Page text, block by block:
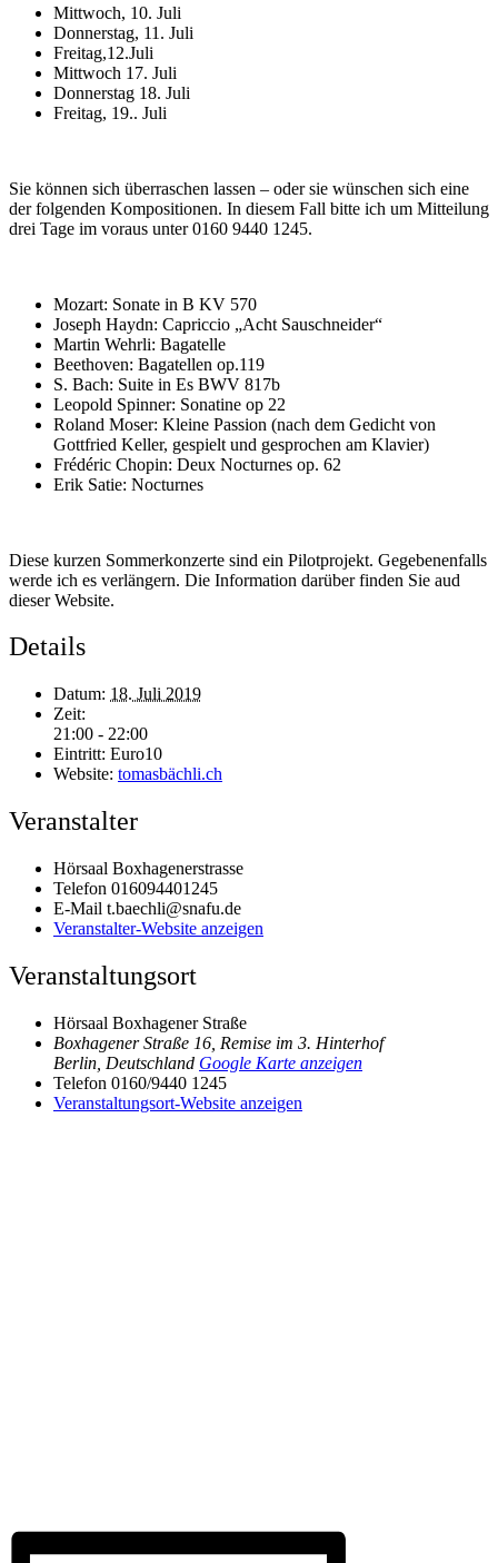
Mittwoch, 10. Juli
Donnerstag, 11. Juli
Freitag,12.Juli
Mittwoch 17. Juli
Donnerstag 18. Juli
Freitag, 19.. Juli
Sie können sich überraschen lassen – oder sie wünschen sich eine
der folgenden Kompositionen. In diesem Fall bitte ich um Mitteilung
drei Tage im voraus unter 0160 9440 1245.
Mozart: Sonate in B KV 570
Joseph Haydn: Capriccio „Acht Sauschneider“
Martin Wehrli: Bagatelle
Beethoven: Bagatellen op.119
S. Bach: Suite in Es BWV 817b
Leopold Spinner: Sonatine op 22
Roland Moser: Kleine Passion (nach dem Gedicht von
Gottfried Keller, gespielt und gesprochen am Klavier)
Frédéric Chopin: Deux Nocturnes op. 62
Erik Satie: Nocturnes
Diese kurzen Sommerkonzerte sind ein Pilotprojekt. Gegebenenfalls
werde ich es verlängern. Die Information darüber finden Sie aud
dieser Website.
Details
Datum: 18. Juli 2019
Zeit:
21:00 - 22:00
Eintritt: Euro10
Website: tomasbächli.ch
Veranstalter
Hörsaal Boxhagenerstrasse
Telefon 016094401245
E-Mail t.baechli@snafu.de
Veranstalter-Website anzeigen
Veranstaltungsort
Hörsaal Boxhagener Straße
Boxhagener Straße 16, Remise im 3. Hinterhof
Berlin Deutschland Google Karte anzeigen
Telefon 0160/9440 1245
Veranstaltungsort-Website anzeigen